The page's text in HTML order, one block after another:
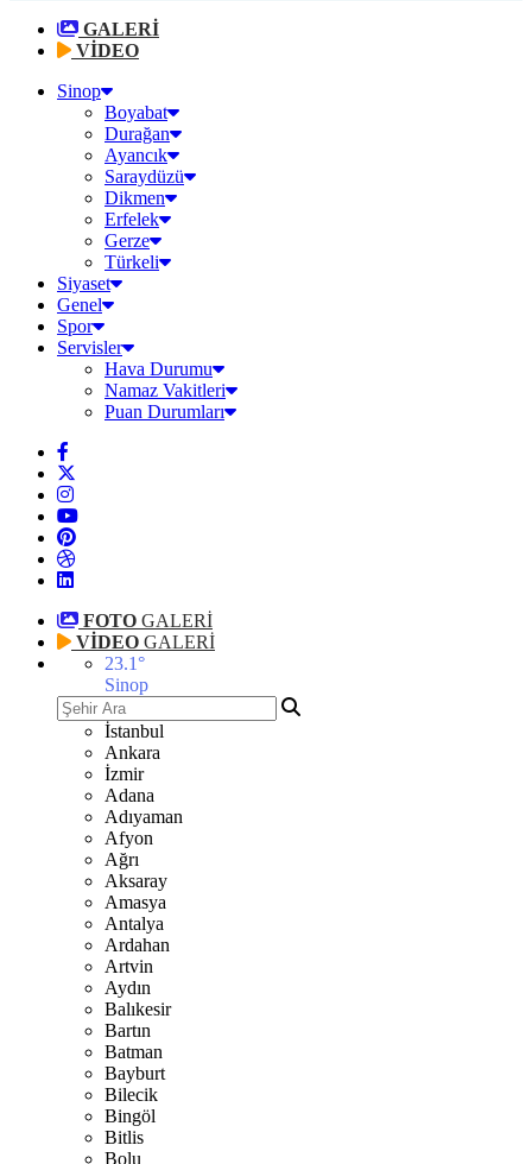
GALERİ
VİDEO
Sinop
Boyabat
Durağan
Ayancık
Saraydüzü
Dikmen
Erfelek
Gerze
Türkeli
Siyaset
Genel
Spor
Servisler
Hava Durumu
Namaz Vakitleri
Puan Durumları
FOTO GALERİ
VİDEO GALERİ
23.1 °
Sinop
İstanbul
Ankara
İzmir
Adana
Adıyaman
Afyon
Ağrı
Aksaray
Amasya
Antalya
Ardahan
Artvin
Aydın
Balıkesir
Bartın
Batman
Bayburt
Bilecik
Bingöl
Bitlis
Bolu